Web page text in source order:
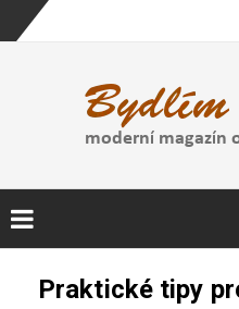
Praktické tipy